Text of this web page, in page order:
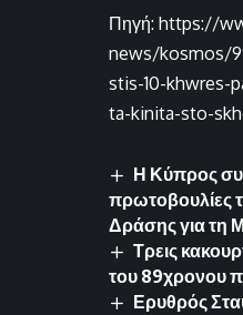
Πηγή: https://
news/kosmos/
stis-10-khwres-
ta-kinita-sto-
Η Κύπρος
πρωτοβουλίες
Δράσης για τη
Τρεις
του 89χρονου
Ερυθρός